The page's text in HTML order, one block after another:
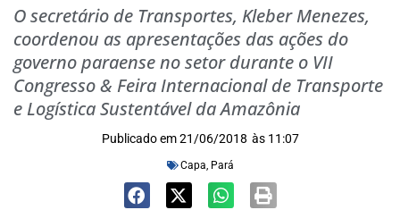
O secretário de Transportes, Kleber Menezes,
coordenou as apresentações das ações do
governo paraense no setor durante o VII
Congresso & Feira Internacional de Transporte
e Logística Sustentável da Amazônia
Publicado em 21/06/2018 às 11:07
Capa, Pará